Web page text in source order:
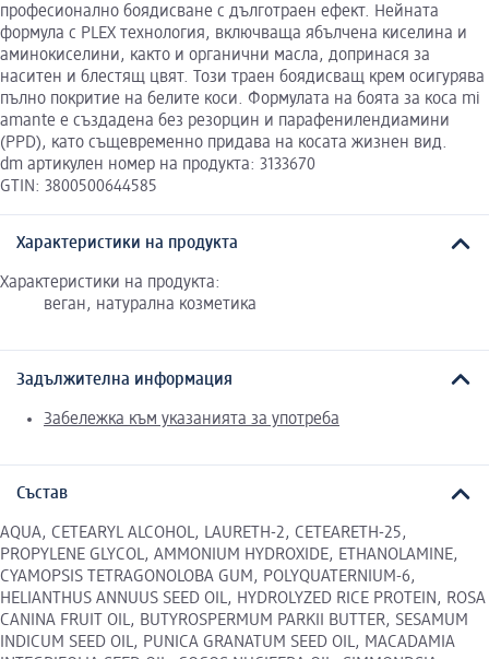
професионално боядисване с дълготраен ефект. Нейната
формула с PLEX технология, включваща ябълчена киселина и
аминокиселини, както и органични масла, допринася за
наситен и блестящ цвят. Този траен боядисващ крем осигурява
пълно покритие на белите коси. Формулата на боята за коса mi
amante е създадена без резорцин и парафенилендиамини
(PPD), като същевременно придава на косата жизнен вид.
dm артикулен номер на продукта: 3133670
GTIN: 3800500644585
Характеристики на продукта
Характеристики на продукта:
веган, натурална козметика
Задължителна информация
Забележка към указанията за употреба
Състав
AQUA, CETEARYL ALCOHOL, LAURETH-2, CETEARETH-25,
PROPYLENE GLYCOL, AMMONIUM HYDROXIDE, ETHANOLAMINE,
CYAMOPSIS TETRAGONOLOBA GUM, POLYQUATERNIUM-6,
HELIANTHUS ANNUUS SEED OIL, HYDROLYZED RICE PROTEIN, ROSA
CANINA FRUIT OIL, BUTYROSPERMUM PARKII BUTTER, SESAMUM
INDICUM SEED OIL, PUNICA GRANATUM SEED OIL, MACADAMIA